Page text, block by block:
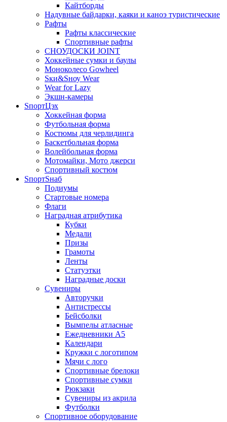
Кайтборды
Надувные байдарки, каяки и каноэ туристические
Рафты
Рафты классические
Спортивные рафты
СНОУДОСКИ JOINT
Хоккейные сумки и баулы
Моноколесо Gowheel
Sки&Sноу Wear
Wear for Lazy
Экшн-камеры
SпортЦэх
Хоккейная форма
Футбольная форма
Костюмы для черлидинга
Баскетбольная форма
Волейбольная форма
Мотомайки, Мото джерси
Спортивный костюм
SпортSнаб
Подиумы
Стартовые номера
Флаги
Наградная атрибутика
Кубки
Медали
Призы
Грамоты
Ленты
Статуэтки
Наградные доски
Сувениры
Авторучки
Антистрессы
Бейсболки
Вымпелы атласные
Ежедневники А5
Календари
Кружки с логотипом
Мячи с лого
Спортивные брелоки
Спортивные сумки
Рюкзаки
Сувениры из акрила
Футболки
Спортивное оборудование